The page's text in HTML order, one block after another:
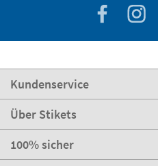
Kundenservice
Über Stikets
100% sicher